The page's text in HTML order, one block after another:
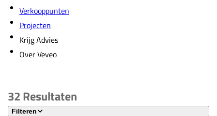
Verkooppunten
Projecten
Krijg Advies
Over Veveo
32Resultaten
Filteren